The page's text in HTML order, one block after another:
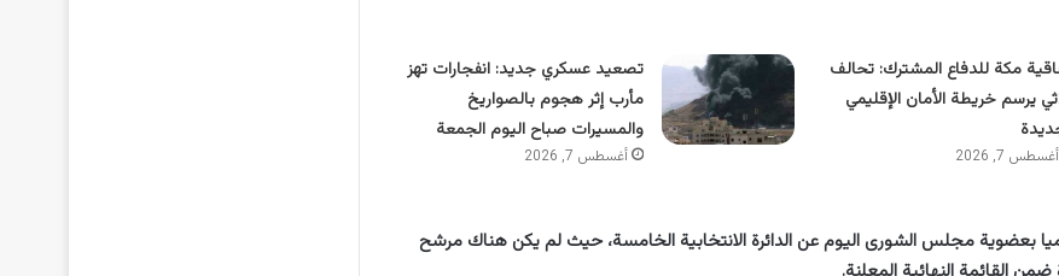
مكة للدفاع المشترك: تحالف
يرسم خريطة الأمان الإقليمي
أغسطس 7, 2026
تصعيد عسكري جديد: انفجارات تهز
مأرب إثر هجوم بالصواريخ
والمسيرات صباح اليوم الجمعة
أغسطس 7, 2026
بعضوية مجلس الشورى اليوم عن الدائرة الانتخابية الخامسة، حيث لم يكن هناك مرشح